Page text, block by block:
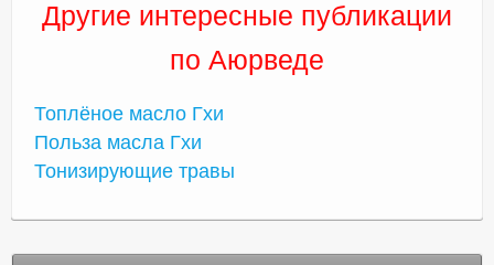
Другие интересные публикации
по Аюрведе
Топлёное масло Гхи
Польза масла Гхи
Тонизирующие травы